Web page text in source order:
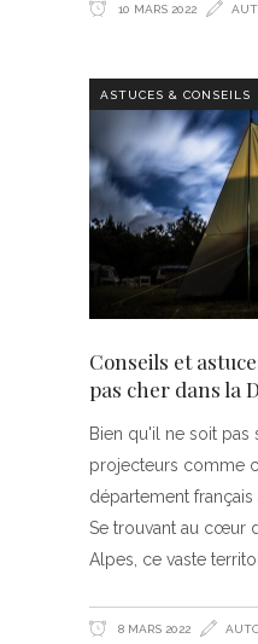
10 MARS 2022
ASTUCES & CONSEILS
Conseils et
pas cher dans la
Bien qu'il ne soit pas
projecteurs comme
département
Se trouvant au cœur
Alpes, ce vaste
8 MARS 2022